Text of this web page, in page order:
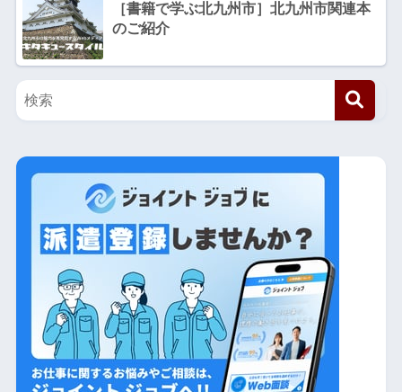
［書籍で学ぶ北九州市］北九州市関連本
のご紹介